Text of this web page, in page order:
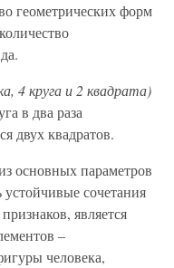
геометрических форм
4 круга и 2 квадрата)
в два раза
двух квадратов.
основных параметров
сочетания
является
–
человека,